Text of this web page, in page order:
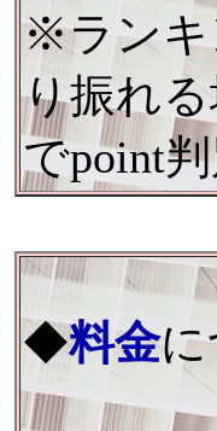
※ランキ
り振れ
でpoint
◆料金に